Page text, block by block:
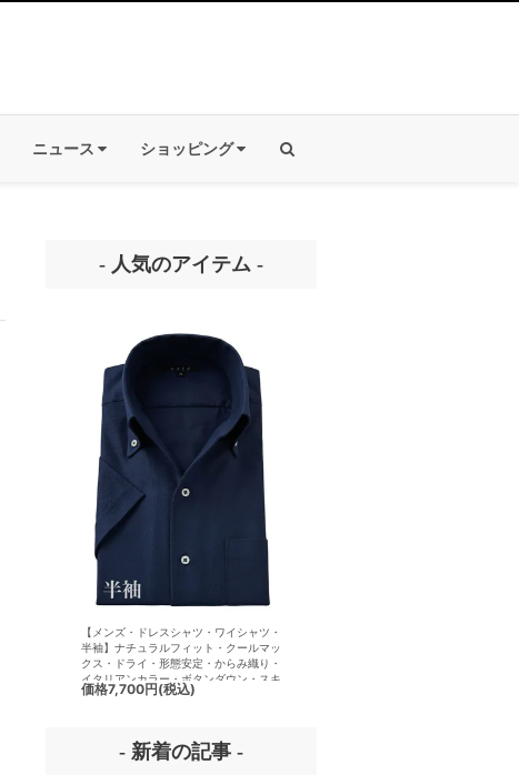
ニュース ショッピング
- 人気のアイテム -
【メンズ・ドレスシャツ・ワイシャツ・
半袖】ナチュラルフィット・クールマッ
クス・ドライ・形態安定・からみ織り・
イタリアンカラー・ボタンダウン・スキ
ッパー・第一ボタン無し
価格7,700円(税込)
- 新着の記事 -